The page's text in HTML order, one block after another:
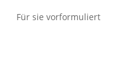
Für sie vorformuliert